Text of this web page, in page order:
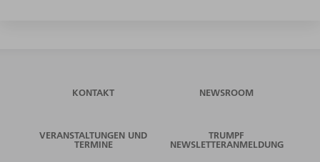
KONTAKT NEWSROOM
VERANSTALTUNGEN UND
TERMINE
TRUMPF
NEWSLETTERANMELDUNG